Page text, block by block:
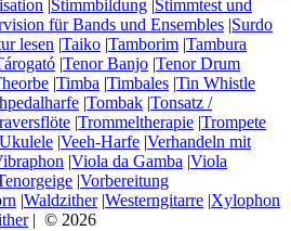
|Stimmbildung |Stimmtest und
für Bands und Ensembles |Surdo
lesen |Taiko |Tamborim |Tambura
|Tenor Banjo |Tenor Drum
|Timba |Timbales |Tin Whistle
|Tombak |Tonsatz /
|Trommeltherapie |Trompete
Ukulele |Veeh-Harfe |Verhandeln mit
|Viola da Gamba |Viola
|Vorbereitung
|Waldzither|Westerngitarre |Xylophon
| © 2026